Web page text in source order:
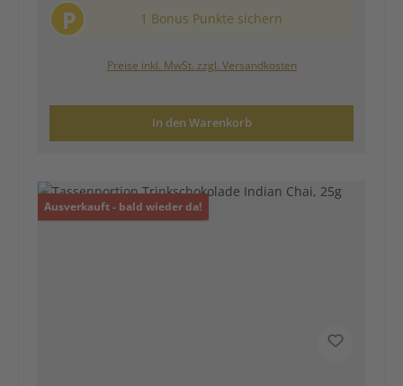
P 1 Bonus Punkte sichern
Preise inkl. MwSt. zzgl. Versandkosten
In den Warenkorb
Ausverkauft - bald wieder da!